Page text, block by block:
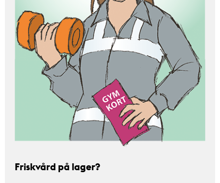
Friskvård på lager?